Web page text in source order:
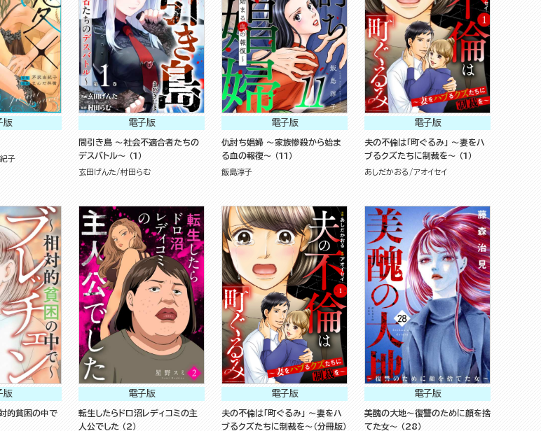
版
子
電子版
間引き島 ～社会不適合者たちの
デスバトル～ （1）
玄田げんた 村田らむ
電子版
仇討ち娼婦 ～家族惨殺から始ま
る血の報復～ （11）
飯島淳子
電子版
夫の不倫は「町ぐるみ」 ～妻をハ
ブるクズたちに制裁を～ （1）
あしだかおる アオイセイ
版
的貧困の中で
電子版
転生したらドロ沼レディコミの主
人公でした （2）
電子版
夫の不倫は「町ぐるみ」 ～妻をハ
ブるクズたちに制裁を～（分冊版）
電子版
美醜の大地～復讐のために顔を捨
てた女～ （28）